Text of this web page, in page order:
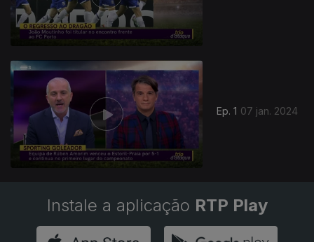
Ep. 1 07 jan. 2024
Instale a aplicação RTP Play